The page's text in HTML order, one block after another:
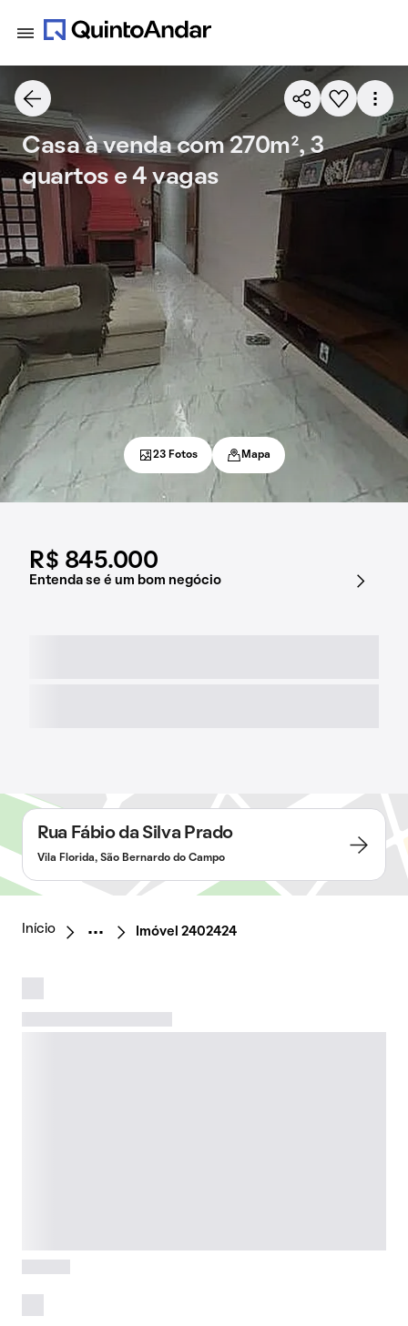
R$ 845.000
Entenda se é um bom negócio
Casa à venda com 270m², 3
quartos e 4 vagas
23 Fotos Mapa
Rua Fábio da Silva Prado
Vila Florida, São Bernardo do Campo
Início Imóvel 2402424